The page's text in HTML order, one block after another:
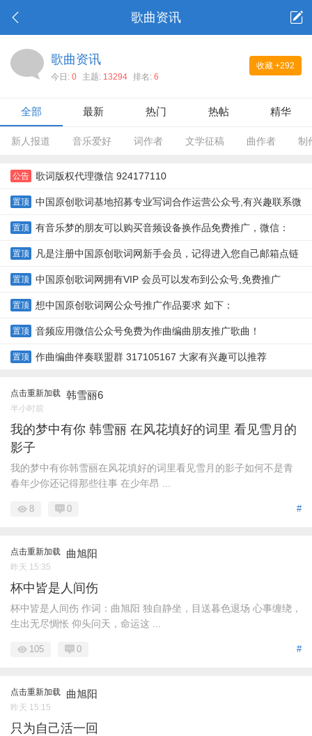
歌曲资讯
收藏 +292
歌曲资讯
今日: 0 主题: 13294 排名: 6
全部 最新 热门 热帖 精华
新人报道 音乐爱好 词作者 文学征稿 曲作者 制
公告 歌词版权代理微信 924177110
置顶 中国原创歌词基地招募专业写词合作运营公众号,有兴趣联系微
信924177110
置顶 有音乐梦的朋友可以购买音频设备换作品免费推广，微信：
254969084，详情进入
置顶 凡是注册中国原创歌词网新手会员，记得进入您自己邮箱点链
接即可认证
置顶 中国原创歌词网拥有VIP 会员可以发布到公众号,免费推广
置顶 想中国原创歌词网公众号推广作品要求 如下：
置顶 音频应用微信公众号免费为作曲编曲朋友推广歌曲！
置顶 作曲编曲伴奏联盟群 317105167 大家有兴趣可以推荐
点击重新加载 韩雪丽6
半小时前
我的梦中有你 韩雪丽 在风花填好的词里 看见雪月的
影子
我的梦中有你韩雪丽在风花填好的词里看见雪月的影子如何不是青
春年少你还记得那些往事 在少年昂 ...
#
8 0
点击重新加载 曲旭阳
昨天 15:35
杯中皆是人间伤
杯中皆是人间伤 作词：曲旭阳 独自静坐，目送暮色退场 心事缠绕，
生出无尽惆怅 仰头问天，命运这 ...
#
105 0
点击重新加载 曲旭阳
昨天 15:15
只为自己活一回